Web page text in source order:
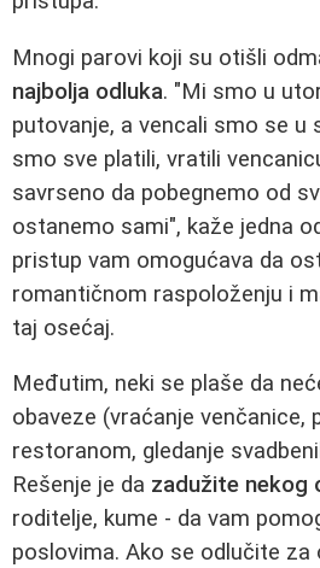
Mnogi parovi koji su otišli
najbolja odluka. "Mi smo u
putovanje, a vencali smo se u
smo sve platili, vratili
savrseno da pobegnemo od
ostanemo sami", kaže jedna
pristup vam omogućava da
romantičnom raspoloženju i
taj osećaj.
Međutim, neki se plaše da
obaveze (vraćanje venčanice,
restoranom, gledanje
Rešenje je da zadužite nekog
roditelje, kume - da vam
poslovima. Ako se odlučite za